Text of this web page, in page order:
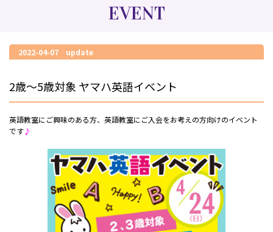
EVENT
2022-04-07 update
2歳～5歳対象 ヤマハ英語イベント
英語教室にご興味のある方、英語教室にご入会をお考えの方向けのイベント
です♪